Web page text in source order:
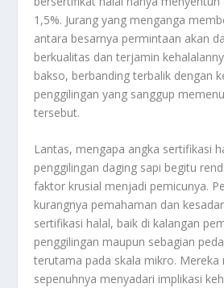
1,5%. Jurang yang menganga
antara besarnya permintaan akan
berkualitas dan terjamin
bakso, berbanding terbalik dengan
penggilingan yang sanggup
tersebut.
Lantas, mengapa angka sertifikasi
penggilingan daging sapi begitu
faktor krusial menjadi pemicunya.
kurangnya pemahaman dan
sertifikasi halal, baik di kalangan
penggilingan maupun sebagian
terutama pada skala mikro. Mereka
sepenuhnya menyadari implikasi